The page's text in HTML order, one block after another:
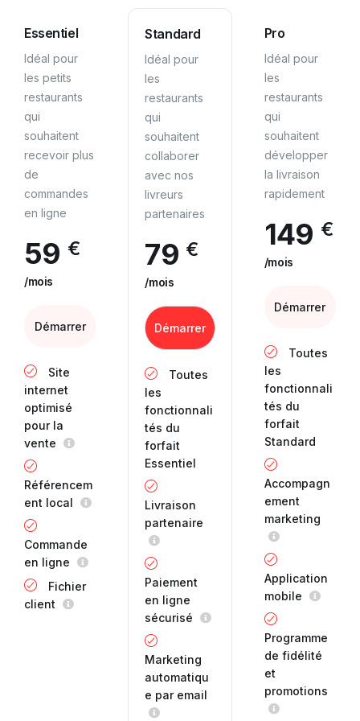
Essentiel
Idéal pour
les petits
restaurants
qui
souhaitent
recevoir plus
de
commandes
en ligne
59 €
/mois
Site
internet
optimisé
pour la
vente
Référencem
ent local
Commande
en ligne
Fichier
client
Démarrer
Standard
Idéal pour
les
restaurants
qui
souhaitent
collaborer
avec nos
livreurs
partenaires
79 €
/mois
Toutes
les
fonctionnali
tés du
forfait
Essentiel
Livraison
partenaire
Paiement
en ligne
sécurisé
Marketing
automatiqu
e par email
Démarrer
Pro
Idéal pour
les
restaurants
qui
souhaitent
développer
la livraison
rapidement
149 €
/mois
Toutes
les
fonctionnali
tés du
forfait
Standard
Accompagn
ement
marketing
Application
mobile
Programme
de fidélité
et
promotions
Démarrer